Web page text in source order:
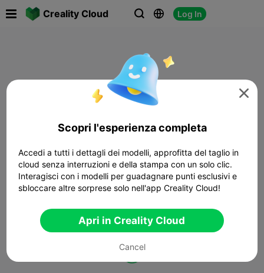
Creality Cloud   Log In

Scopri l'esperienza completa
Accedi a tutti i dettagli dei modelli, approfitta del taglio in
cloud senza interruzioni e della stampa con un solo clic.
Interagisci con i modelli per guadagnare punti esclusivi e
sbloccare altre sorprese solo nell'app Creality Cloud!
Apri in Creality Cloud
Cancel